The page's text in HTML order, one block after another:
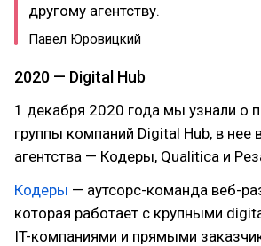
другому агентству.
Павел Юровицкий
2020 — Digital Hub
1 декабря 2020 года мы узнали о
группы компаний Digital Hub, в нее
агентства — Кодеры, Qualitica и
Кодеры — аутсорс-команда веб-
которая работает с крупными
IT-компаниями и прямыми